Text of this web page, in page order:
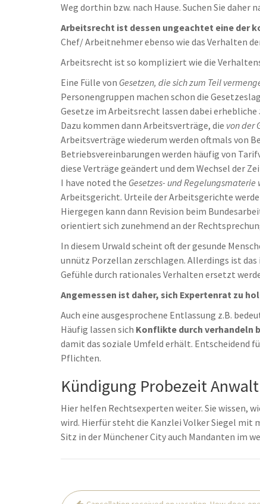
Weg dorthin bzw. nach Hause. Suchen Sie
Arbeitsrecht ist dessen ungeachtet eine
Chef/ Arbeitnehmer ebenso wie das Verhalten
Arbeitsrecht ist so kompliziert wie die
Eine Fülle von Gesetzen, die sich zum Teil
Personengruppen machen schon die
Gesetze im Arbeitsrecht lassen dabei erhebliche
Dazu kommen dann Arbeitsverträge, die von der
Arbeitsverträge wiederum werden oftmals von
Betriebsvereinbarungen werden häufig von
diese Verträge geändert und dem Wechsel der
I have noted the Gesetzes- und
Arbeitsgericht. Urteile der Arbeitsgerichte
Hiergegen kann dann Revision beim
orientiert sich zunehmend an der
In diesem Urwald scheint oft der gesunde
unnütz Porzellan zerschlagen. Allerdings ist das
Gefühle durch rationales Verhalten ersetzt
Angemessen ist daher, sich Expertenrat zu
Auch eine ausgesprochene Entlassung z.B.
Häufig lassen sich Konflikte durch verhandeln
damit das soziale Umfeld erhält. Entscheidend
Pflichten.
Kündigung Probezeit
Hier helfen Rechtsexperten weiter. Sie wissen,
wird. Hierfür steht die Kanzlei Volker Siegel mit
Sitz in der Münchener City auch Mandanten im
Post